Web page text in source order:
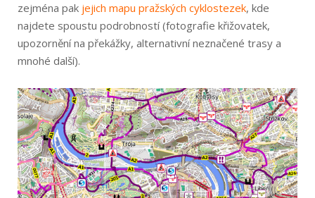
zejména pak jejich mapu pražských cyklostezek, kde
najdete spoustu podrobností (fotografie křižovatek,
upozornění na překážky, alternativní neznačené trasy a
mnohé další).